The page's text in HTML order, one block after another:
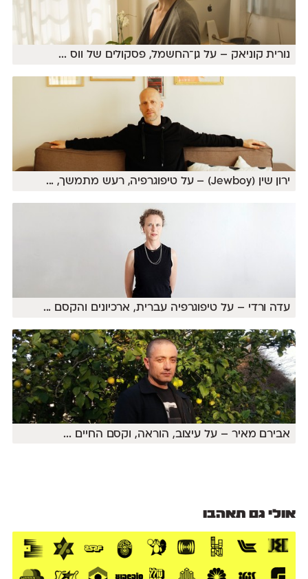
נורית קוניאק – על גן־החשמל, פסקולים של ווס ...
ירון שין (Jewboy) – על טיפוגרפיה, רעש מתמשך, ...
עדה ורדי – על טיפוגרפיה עברית, ארכיונים והקסם ...
אבירם מאיר – על עיצוב, הוראה, וקסם החיים ...
אולי גם תאהבו